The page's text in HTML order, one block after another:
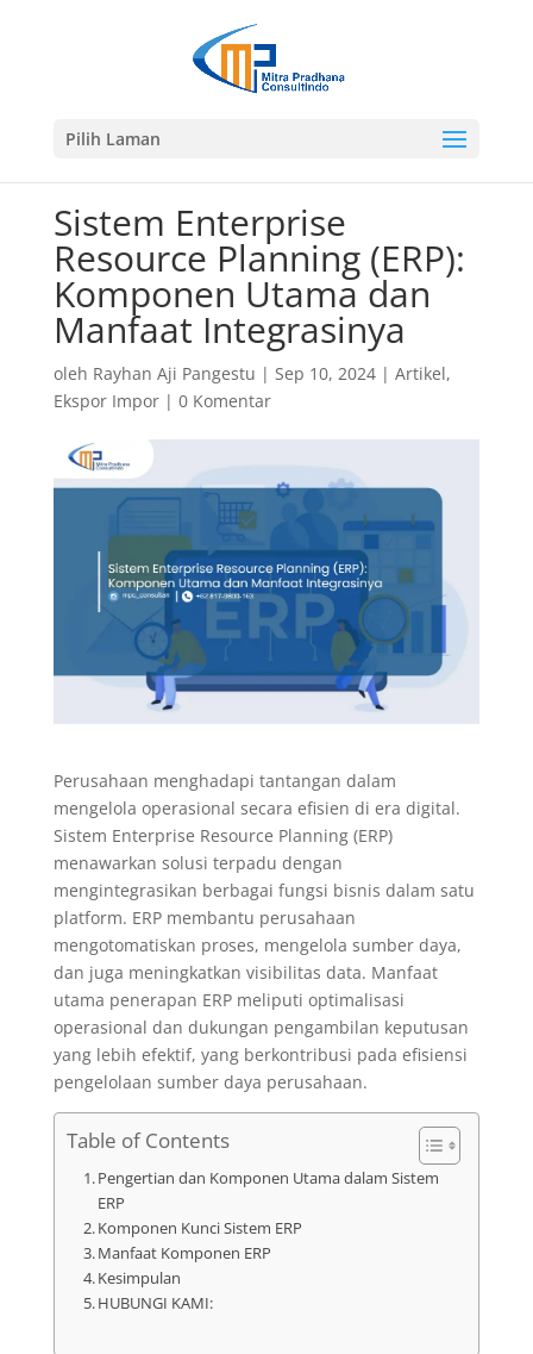
Pilih Laman
Sistem Enterprise
Resource Planning (ERP):
Komponen Utama dan
Manfaat Integrasinya
oleh Rayhan Aji Pangestu | Sep 10, 2024| Artikel,
Ekspor Impor| 0 Komentar
Perusahaan menghadapi tantangan dalam
mengelola operasional secara efisien di era digital.
Sistem Enterprise Resource Planning (ERP)
menawarkan solusi terpadu dengan
mengintegrasikan berbagai fungsi bisnis dalam satu
platform. ERP membantu perusahaan
mengotomatiskan proses, mengelola sumber daya,
dan juga meningkatkan visibilitas data. Manfaat
utama penerapan ERP meliputi optimalisasi
operasional dan dukungan pengambilan keputusan
yang lebih efektif, yang berkontribusi pada efisiensi
pengelolaan sumber daya perusahaan.
Table of Contents
Pengertian dan Komponen Utama dalam Sistem
ERP
Komponen Kunci Sistem ERP
Manfaat Komponen ERP
Kesimpulan
HUBUNGI KAMI: